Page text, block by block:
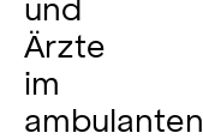
und
Ärzte
im
ambulanten